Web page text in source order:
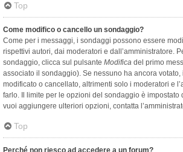
Top
Come modifico o cancello un sondaggio?
Come per i messaggi, i sondaggi possono essere
rispettivi autori, dai moderatori e dall’amministratore.
sondaggio, clicca sul pulsante Modifica del primo
associato il sondaggio). Se nessuno ha ancora
modificato o cancellato, altrimenti solo i moderatori e
farlo. Il limite per le opzioni del sondaggio è impostato
vuoi aggiungere ulteriori opzioni, contatta
Top
Perché non riesco ad accedere a un forum?